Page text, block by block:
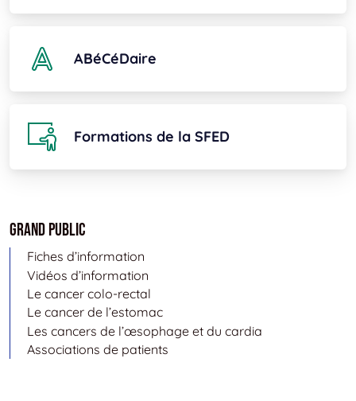
ABéCéDaire
Formations de la SFED
Grand public
Fiches d’information
Vidéos d’information
Le cancer colo-rectal
Le cancer de l’estomac
Les cancers de l’œsophage et du cardia
Associations de patients